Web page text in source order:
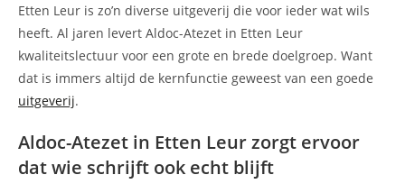
Etten Leur is zo’n diverse uitgeverij die voor ieder wat wils
heeft. Al jaren levert Aldoc-Atezet in Etten Leur
kwaliteitslectuur voor een grote en brede doelgroep. Want
dat is immers altijd de kernfunctie geweest van een goede
uitgeverij.
Aldoc-Atezet in Etten Leur zorgt ervoor
dat wie schrijft ook echt blijft